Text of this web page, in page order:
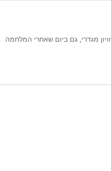
מגדרי, גם ביום שאחרי המלחמה